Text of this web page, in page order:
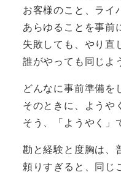
お客様のこと、ライ
あらゆることを事前
失敗しても、やり直
誰がやっても同じよ
どんなに事前準備を
そのときに、ようや
そう、「ようやく」
勘と経験と度胸は、
頼りすぎると、同じ